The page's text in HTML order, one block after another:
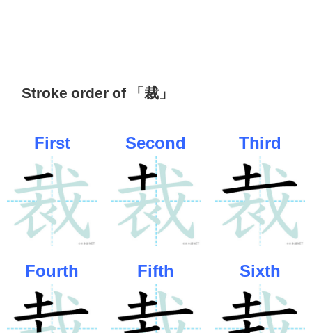
Stroke order of 「裁」
First Second Third
Fourth Fifth Sixth